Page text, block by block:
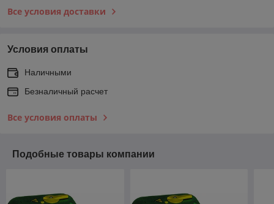
Все условия доставки
Условия оплаты
Наличными
Безналичный расчет
Все условия оплаты
Подобные товары компании